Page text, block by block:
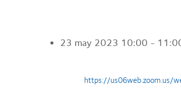
23 may 2023 10:00 -
https://us06web.zoom.us/